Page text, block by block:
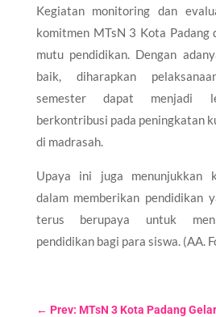
Kegiatan monitoring dan
komitmen MTsN 3 Kota Padang
mutu pendidikan. Dengan
baik, diharapkan
semester dapat menjadi
berkontribusi pada peningkatan
di madrasah.
Upaya ini juga menunjukkan
dalam memberikan pendidikan
terus berupaya untuk
pendidikan bagi para siswa. (AA.
← Prev: MTsN 3 Kota Padang